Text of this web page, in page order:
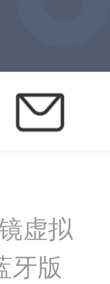
虚拟
牙版